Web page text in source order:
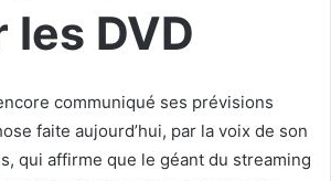
DVD
communiqué ses prévisions
faite aujourd’hui, par la voix de son
qui affirme que le géant du streaming